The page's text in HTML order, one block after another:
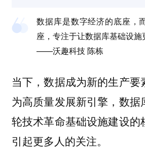
数据库是数字经济的底座，
座，专注于让数据库基础设施
——沃趣科技 陈栋
当下，数据成为新的生产要
为高质量发展新引擎，数据
轮技术革命基础设施建设的
引起更多人的关注。